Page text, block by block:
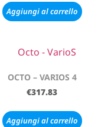
Aggiungi al carrello
OCTO – VARIOS 4
€317.83
Aggiungi al carrello